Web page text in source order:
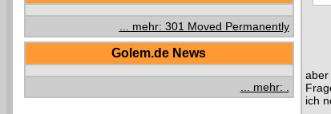
... mehr: 301 Moved Permanently
Golem.de News
... mehr: .
aber
ich